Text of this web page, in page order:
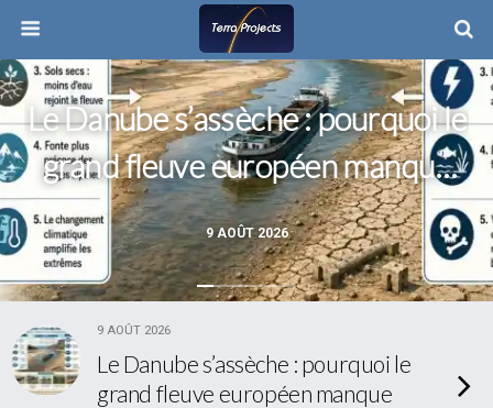
9 AOÛT 2026
Le Danube s’assèche : pourquoi le
grand fleuve européen manque
d’eau
9 AOÛT 2026
Le Danube s’assèche : pourquoi le
grand fleuve européen manque